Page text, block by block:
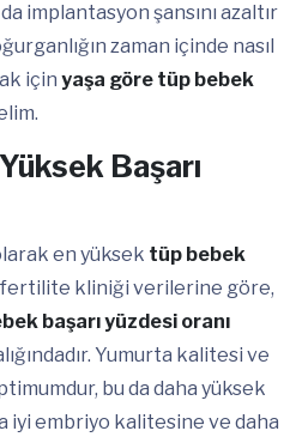
implantasyon şansını azaltır
zaman içinde nasıl
için yaşa göre tüp bebek
Başarı
en yüksek tüp bebek
fertilite kliniği verilerine göre,
başarı yüzdesi oranı
Yumurta kalitesi ve
bu da daha yüksek
iyi embriyo kalitesine ve daha